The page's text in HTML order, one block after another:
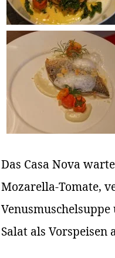
Das Casa Nova
Mozarella-Tomate,
Salat als Vorspeisen